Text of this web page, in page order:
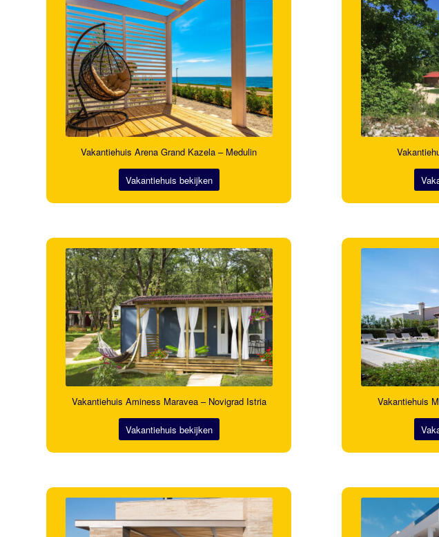
Vakantiehuis Arena Grand Kazela – Medulin
Vakantiehuis bekijken
Vakantiehuis Aminess Maravea – Novigrad Istria
Vakantiehuis bekijken
Vakantiehuis